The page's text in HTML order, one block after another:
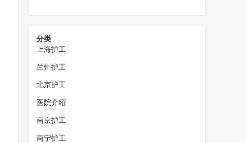
分类
上海护工
兰州护工
北京护工
医院介绍
南京护工
南宁护工